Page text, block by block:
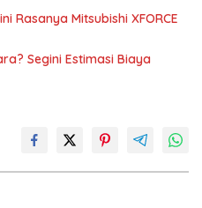
Rasanya Mitsubishi XFORCE
Segini Estimasi Biaya